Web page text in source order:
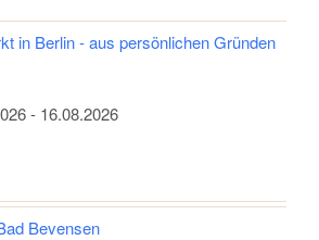
in Berlin - aus persönlichen Gründen
- 16.08.2026
Bevensen